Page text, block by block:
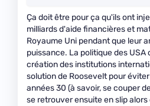
Ça doit être pour ça qu'ils ont
milliards d'aide financières et
Royaume Uni pendant que leur
puissance. La politique des USA
création des institutions
solution de Roosevelt pour
années 30 (à savoir, se couper
se retrouver ensuite en slip